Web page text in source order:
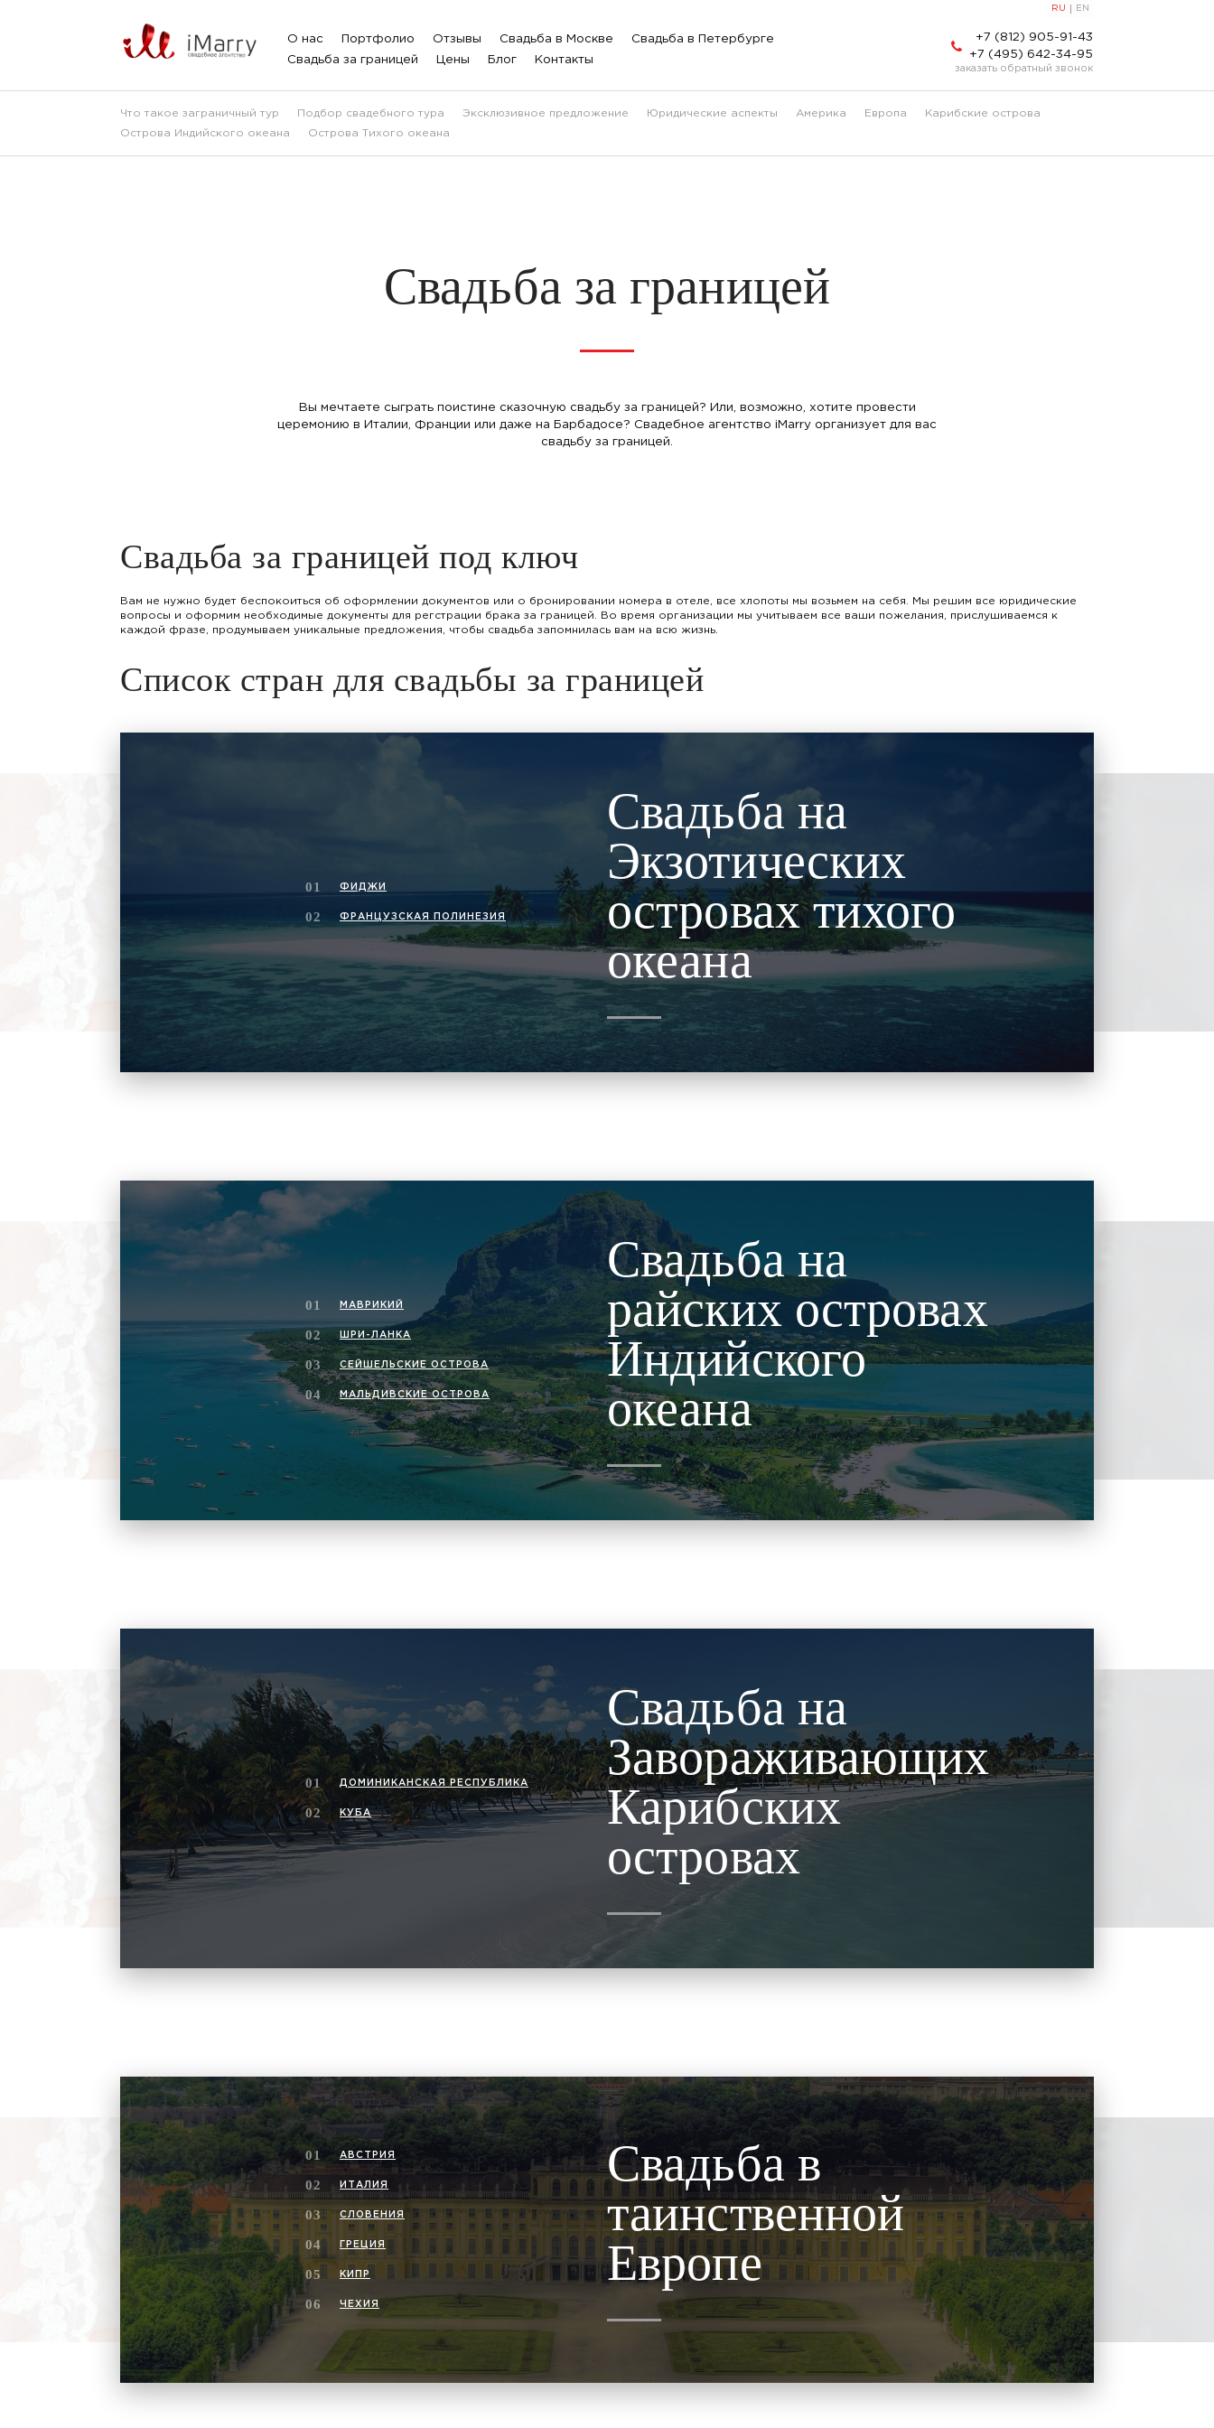
RU EN
О нас Портфолио Отзывы Свадьба в Москве
Свадьба в Петербурге
Свадьба за границей
Цены Блог Контакты
+7 (812) 905-91-43
+7 (495) 642-34-95
заказать обратный звонок
Что такое заграничный тур Подбор свадебного тура Эксклюзивное предложение Юридические аспекты Америка Европа
Карибские острова
Острова Индийского океана
Острова Тихого океана
Свадьба за границей
Вы мечтаете сыграть поистине сказочную свадьбу за границей? Или, возможно, хотите провести
церемонию в Италии, Франции или даже на Барбадосе? Свадебное агентство iMarry организует для вас
свадьбу за границей.
Свадьба за границей под ключ
Вам не нужно будет беспокоиться об оформлении документов или о бронировании номера в отеле, все хлопоты мы возьмем на себя. Мы решим все юридические
вопросы и оформим необходимые документы для регстрации брака за границей. Во время организации мы учитываем все ваши пожелания, прислушиваемся к
каждой фразе, продумываем уникальные предложения, чтобы свадьба запомнилась вам на всю жизнь.
Список стран для свадьбы за границей
Свадьба на
Экзотических
островах тихого
океана
ФИДЖИ
ФРАНЦУЗСКАЯ ПОЛИНЕЗИЯ
Свадьба на
райских островах
Индийского
океана
МАВРИКИЙ
ШРИ-ЛАНКА
СЕЙШЕЛЬСКИЕ ОСТРОВА
МАЛЬДИВСКИЕ ОСТРОВА
Свадьба на
Завораживающих
Карибских
островах
ДОМИНИКАНСКАЯ РЕСПУБЛИКА
КУБА
Свадьба в
таинственной
Европе
АВСТРИЯ
ИТАЛИЯ
СЛОВЕНИЯ
ГРЕЦИЯ
КИПР
ЧЕХИЯ